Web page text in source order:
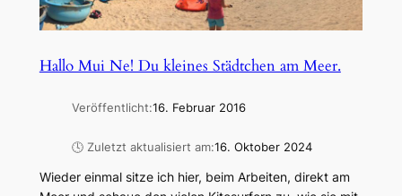
Hallo Mui Ne! Du kleines Städtchen am Meer.
Veröffentlicht:16. Februar 2016
🕓 Zuletzt aktualisiert am:16. Oktober 2024
Wieder einmal sitze ich hier, beim Arbeiten, direkt am